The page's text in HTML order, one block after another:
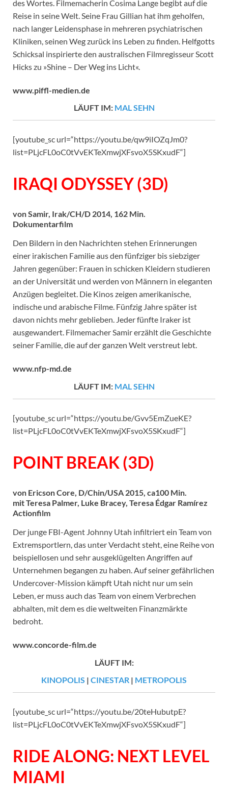
des Wortes. Filmemacherin Cosima Lange begibt auf die
Reise in seine Welt. Seine Frau Gillian hat ihm geholfen,
nach langer Leidensphase in mehreren psychiatrischen
Kliniken, seinen Weg zurück ins Leben zu finden. Helfgotts
Schicksal inspirierte den australischen Filmregisseur Scott
Hicks zu »Shine – Der Weg ins Licht«.
www.piffl-medien.de
LÄUFT IM: MAL SEHN
[youtube_sc url=“https://youtu.be/qw9iIOZqJm0?
list=PLjcFL0oC0tVvEKTeXmwjXFsvoX5SKxudF“]
IRAQI ODYSSEY (3D)
von Samir, Irak/CH/D 2014, 162 Min.
Dokumentarfilm
Den Bildern in den Nachrichten stehen Erinnerungen
einer irakischen Familie aus den fünfziger bis siebziger
Jahren gegenüber: Frauen in schicken Kleidern studieren
an der Universität und werden von Männern in eleganten
Anzügen begleitet. Die Kinos zeigen amerikanische,
indische und arabische Filme. Fünfzig Jahre später ist
davon nichts mehr geblieben. Jeder fünfte Iraker ist
ausgewandert. Filmemacher Samir erzählt die Geschichte
seiner Familie, die auf der ganzen Welt verstreut lebt.
www.nfp-md.de
LÄUFT IM: MAL SEHN
[youtube_sc url=“https://youtu.be/Gvv5EmZueKE?
list=PLjcFL0oC0tVvEKTeXmwjXFsvoX5SKxudF“]
POINT BREAK (3D)
von Ericson Core, D/Chin/USA 2015, ca100 Min.
mit Teresa Palmer, Luke Bracey, Teresa Édgar Ramírez
Actionfilm
Der junge FBI-Agent Johnny Utah infiltriert ein Team von
Extremsportlern, das unter Verdacht steht, eine Reihe von
beispiellosen und sehr ausgeklügelten Angriffen auf
Unternehmen begangen zu haben. Auf seiner gefährlichen
Undercover-Mission kämpft Utah nicht nur um sein
Leben, er muss auch das Team von einem Verbrechen
abhalten, mit dem es die weltweiten Finanzmärkte
bedroht.
www.concorde-film.de
LÄUFT IM:
KINOPOLIS | CINESTAR | METROPOLIS
[youtube_sc url=“https://youtu.be/20teHubutpE?
list=PLjcFL0oC0tVvEKTeXmwjXFsvoX5SKxudF“]
RIDE ALONG: NEXT LEVEL
MIAMI